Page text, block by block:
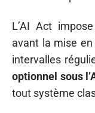
L’AI Act
avant la mise
intervalles
optionnel sous
tout système